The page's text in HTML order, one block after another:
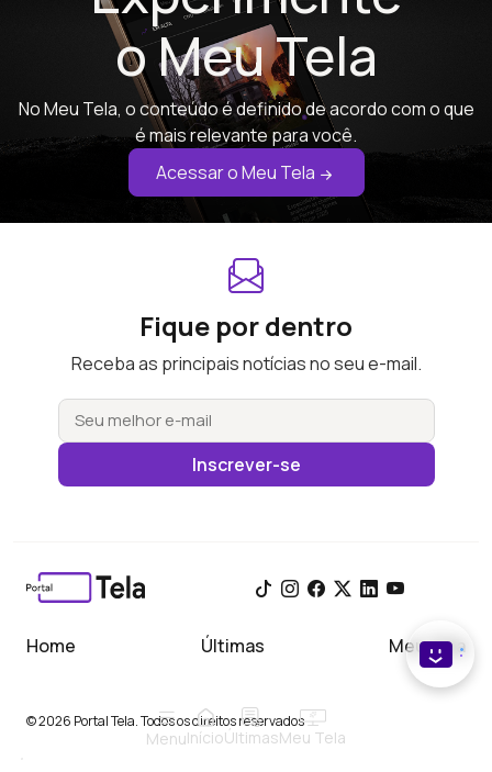
MenuInícioÚltimasMeu Tela
o Meu Tela
No Meu Tela, o conteúdo é definido de acordo com o que
é mais relevante para você.
Acessar o Meu Tela
Fique por dentro
Receba as principais notícias no seu e-mail.
Inscrever-se
Home Últimas Meu Tela
© 2026 Portal Tela. Todos os direitos reservados